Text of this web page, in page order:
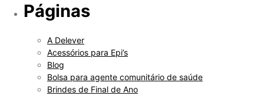
Páginas
A Delever
Acessórios para Epi’s
Blog
Bolsa para agente comunitário de saúde
Brindes de Final de Ano